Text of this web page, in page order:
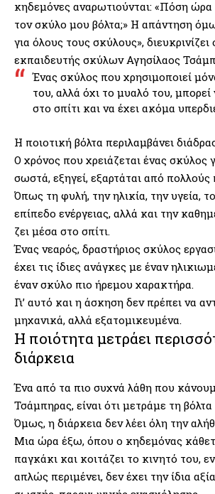
κηδεμόνες αναρωτιούνται: «Πόση
τον σκύλο μου βόλτα;» Η απάντηση
για όλους τους σκύλους»,
εκπαιδευτής σκύλων Αγησίλαος
Ένας σκύλος που χρησιμοποιεί
του, αλλά όχι το μυαλό του, μπορεί
στο σπίτι και να έχει ακόμα
Η ποιοτική βόλτα περιλαμβάνει
Ο χρόνος που χρειάζεται ένας σκύλος
σωστά, εξηγεί, εξαρτάται από πολλούς
Όπως τη φυλή, την ηλικία, την υγεία,
επίπεδο ενέργειας, αλλά και την
ζει μέσα στο σπίτι.
Ένας νεαρός, δραστήριος σκύλος
έχει τις ίδιες ανάγκες με έναν
έναν σκύλο πιο ήρεμου χαρακτήρα.
Γι’ αυτό και η άσκηση δεν πρέπει να
μηχανικά, αλλά εξατομικευμένα.
Η ποιότητα μετράει
διάρκεια
Ένα από τα πιο συχνά λάθη που
Τσάμπηρας, είναι ότι μετράμε τη
Όμως, η διάρκεια δεν λέει όλη την
Μια ώρα έξω, όπου ο κηδεμόνας
παγκάκι και κοιτάζει το κινητό του,
απλώς περιμένει, δεν έχει την ίδια